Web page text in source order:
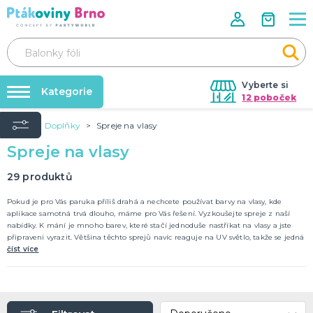
Vyberte si
12 poboček
Rozlučky se svobodou🌹
Tabulky velikostí
Balonky a helium
Dárky s potiskem
Nafukování balónků
Půjčovna kostýmů
Kategorie
VALENTÝN
Dárky pro muže
Dárky pro oba
SVATBA
Svatební balónky
Úvod Doplňky Spreje na vlasy
Spreje na vlasy
29 produktů
Pokud je pro Vás paruka příliš drahá a nechcete používat barvy na vlasy, kde
aplikace samotná trvá dlouho, máme pro Vás řešení. Vyzkoušejte spreje z naší
nabídky. K mání je mnoho barev, které stačí jednoduše nastříkat na vlasy a jste
připraveni vyrazit. Většina těchto sprejů navíc reaguje na UV světlo, takže se jedná
i pro cool volnu na párty v klubu.
číst více